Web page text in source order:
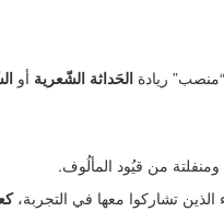
ريادة الحَداثة الشّعرية أو
ومنفلتة من قيُود المألُوف.
تشاركوا معها في التجربة،